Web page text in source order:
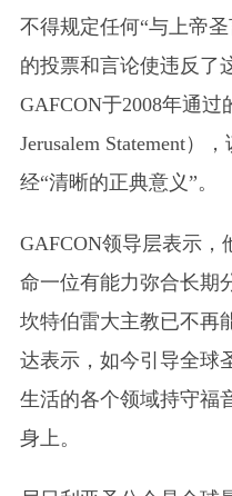
不得规定任何“与上帝
的投票和言论使违反了
GAFCON于2008年通
Jerusalem Statement）
经“清晰的正典意义”。
GAFCON领导层表示
命一位有能力弥合长期
坎特伯雷大主教已不再
达表示，如今引导全球
生活的各个领域持守福
身上。